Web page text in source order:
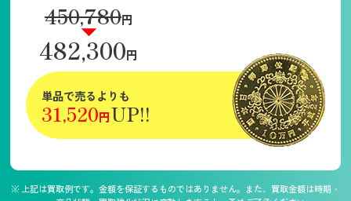
450,780円
482,300円
単品で売るよりも
31,520円UP!!
上記は買取例です。金額を保証するものではありません。また、買取金額は時期・